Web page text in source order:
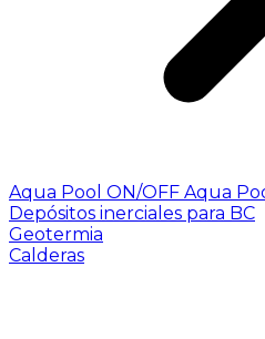
Aqua Pool ON/OFF Aqua
Depósitos inerciales para BC
Geotermia
Calderas